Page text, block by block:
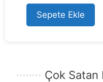
t
o
f
5
Sepete Ekle
Çok Satan